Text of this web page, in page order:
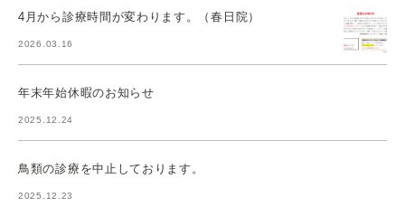
4月から診療時間が変わります。（春日院）
2026.03.16
年末年始休暇のお知らせ
2025.12.24
鳥類の診療を中止しております。
2025.12.23